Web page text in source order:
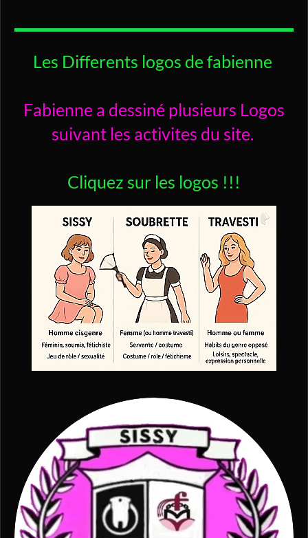
Les Differents logos de fabienne
Fabienne a dessiné plusieurs Logos
suivant les activites du site.
Cliquez sur les logos !!!